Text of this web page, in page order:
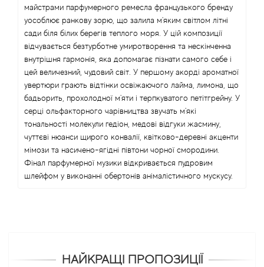
майстрами парфумерного ремесла французького бренду
уособлює ранкову зорю, що залила м'яким світлом літні
сади біля білих берегів теплого моря. У цій композиції
відчувається безтурботне умиротворення та нескінченна
внутрішня гармонія, яка допомагає пізнати самого себе і
цей величезний, чудовий світ. У першому акорді ароматної
увертюри грають відтінки освіжаючого лайма, лимона, що
бадьорить, прохолодної м'яти і терпкуватого петітгрейну. У
серці ольфакторного чарівництва звучать м'які
тональності молекули гедіон, медові відгуки жасмину,
чуттєві нюанси щирого конвалії, квітково-деревні акценти
мімози та насичено-ягідні півтони чорної смородини.
Фінал парфумерної музики відкривається пудровим
шлейфом у виконанні обертонів анімалістичного мускусу.
НАЙКРАЩІ ПРОПОЗИЦІЇ